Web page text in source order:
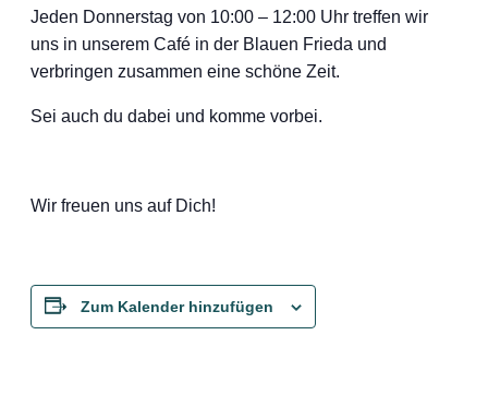
Jeden Donnerstag von 10:00 – 12:00 Uhr treffen wir
uns in unserem Café in der Blauen Frieda und
verbringen zusammen eine schöne Zeit.
Sei auch du dabei und komme vorbei.
Wir freuen uns auf Dich!
Zum Kalender hinzufügen